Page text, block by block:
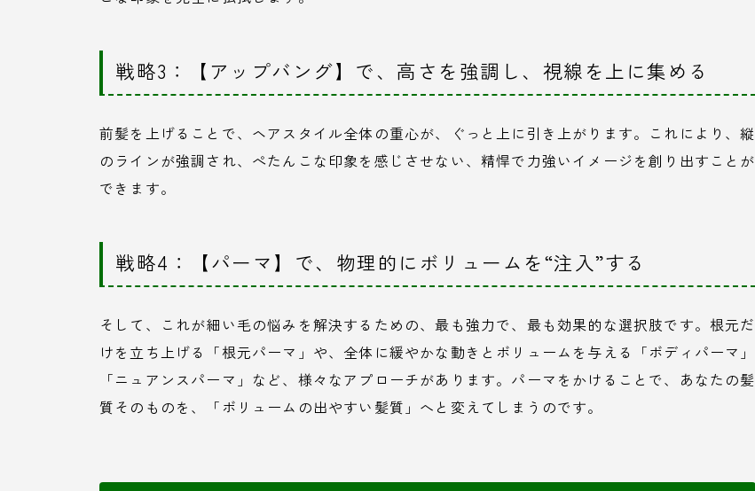
戦略3：【アップバング】で、高さを強調し、視線を上に集める
前髪を上げることで、ヘアスタイル全体の重心が、ぐっと上に引き上がります。これにより、縦
のラインが強調され、ぺたんこな印象を感じさせない、精悍で力強いイメージを創り出すことが
できます。
戦略4：【パーマ】で、物理的にボリュームを“注入”する
そして、これが細い毛の悩みを解決するための、最も強力で、最も効果的な選択肢です。根元だ
けを立ち上げる「根元パーマ」や、全体に緩やかな動きとボリュームを与える「ボディパーマ」
「ニュアンスパーマ」など、様々なアプローチがあります。パーマをかけることで、あなたの髪
質そのものを、「ボリュームの出やすい髪質」へと変えてしまうのです。